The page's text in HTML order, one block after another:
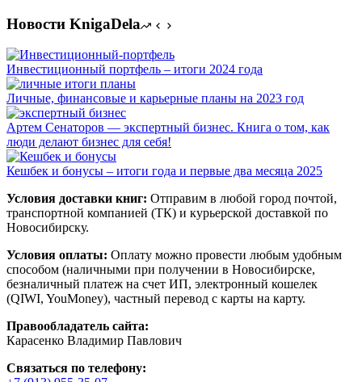
Новости KnigaDela
Инвестиционный портфель – итоги 2024 года
Личные, финансовые и карьерные планы на 2023 год
Артем Сенаторов — экспертный бизнес. Книга о том, как
люди делают бизнес для себя!
Кешбек и бонусы – итоги года и первые два месяца 2025
Условия доставки книг: Отправим в любой город почтой,
транспортной компанией (ТК) и курьерской доставкой по
Новосибирску.
Условия оплаты: Оплату можно провести любым удобным
способом (наличными при получении в Новосибирске,
безналичный платеж на счет ИП, электронный кошелек
(QIWI, YouMoney), частный перевод с карты на карту.
Правообладатель сайта:
Карасенко Владимир Павлович
Связаться по телефону: